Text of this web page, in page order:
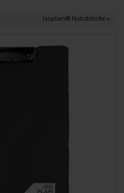
Isoplam® Notizblöcke »